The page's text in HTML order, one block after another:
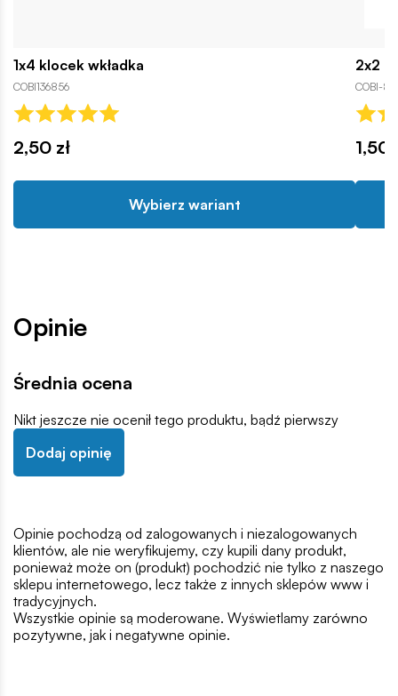
1x4 klocek wkładka
COBI136856
2,50 zł
Wybierz wariant
2x2
COBI-
1,50
Opinie
Średnia ocena
Nikt jeszcze nie ocenił tego produktu, bądź pierwszy
Dodaj opinię
Opinie pochodzą od zalogowanych i niezalogowanych
klientów, ale nie weryfikujemy, czy kupili dany produkt,
ponieważ może on (produkt) pochodzić nie tylko z naszego
sklepu internetowego, lecz także z innych sklepów www i
tradycyjnych.
Wszystkie opinie są moderowane. Wyświetlamy zarówno
pozytywne, jak i negatywne opinie.